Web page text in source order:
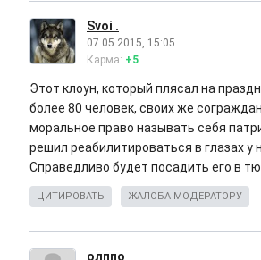
Svoi .
07.05.2015, 15:05
Карма: +5
Этот клоун, который плясал на
более 80 человек, своих же
моральное право называть себя
решил реабилитироваться в глазах у
Справедливо будет посадить его в
ЦИТИРОВАТЬ ЖАЛОБА МОДЕРАТОРУ
олппо